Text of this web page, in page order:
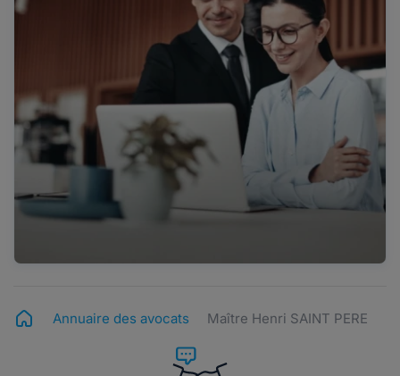
Annuaire des avocats Maître Henri SAINT PERE